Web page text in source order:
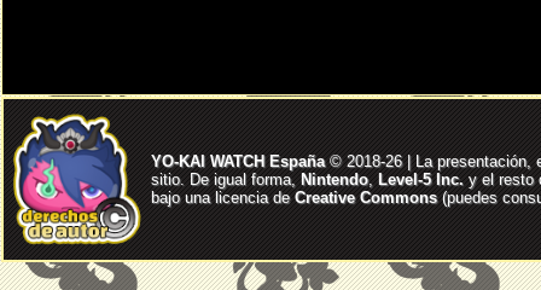
YO-KAI WATCH España© 2018-26 | La presentación,
sitio. De igual forma, Nintendo, Level-5 Inc. y el resto
bajo una licencia deCreative Commons(puedes